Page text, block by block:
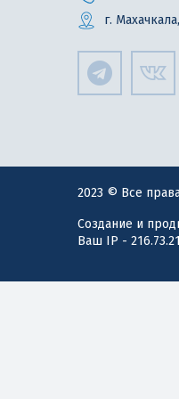
г.
2023 © Все
Создание и
Ваш IP -